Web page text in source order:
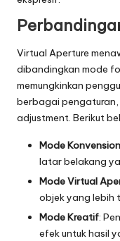
Virtual Aperture
dibandingkan mode
memungkinkan
berbagai
adjustment. Berikut
Mode
latar belakang
Mode Virtual
objek yang lebih
Mode Kreatif:
efek untuk hasil